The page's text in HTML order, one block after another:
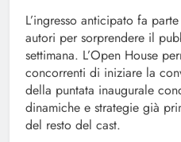
L’ingresso anticipato fa
autori per sorprendere il
settimana. L’Open House
concorrenti di iniziare la
della puntata inaugurale
dinamiche e strategie già
del resto del cast.